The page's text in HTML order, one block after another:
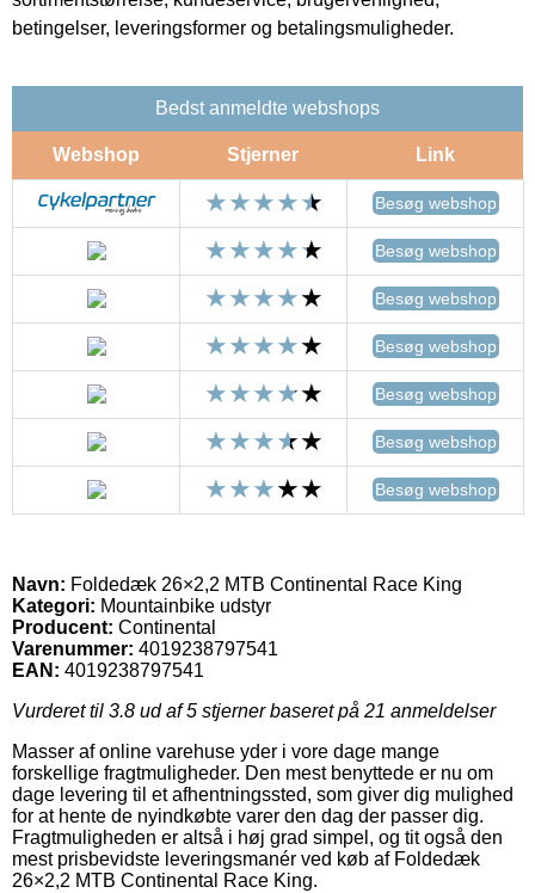
betingelser, leveringsformer og betalingsmuligheder.
Bedst anmeldte webshops
Webshop Stjerner Link
Besøg webshop
Besøg webshop
Besøg webshop
Besøg webshop
Besøg webshop
Besøg webshop
Besøg webshop
Navn: Foldedæk 26×2,2 MTB Continental Race King
Kategori: Mountainbike udstyr
Producent: Continental
Varenummer: 4019238797541
EAN: 4019238797541
Vurderet til 3.8 ud af 5 stjerner baseret på 21 anmeldelser
Masser af online varehuse yder i vore dage mange
forskellige fragtmuligheder. Den mest benyttede er nu om
dage levering til et afhentningssted, som giver dig mulighed
for at hente de nyindkøbte varer den dag der passer dig.
Fragtmuligheden er altså i høj grad simpel, og tit også den
mest prisbevidste leveringsmanér ved køb af Foldedæk
26×2,2 MTB Continental Race King.